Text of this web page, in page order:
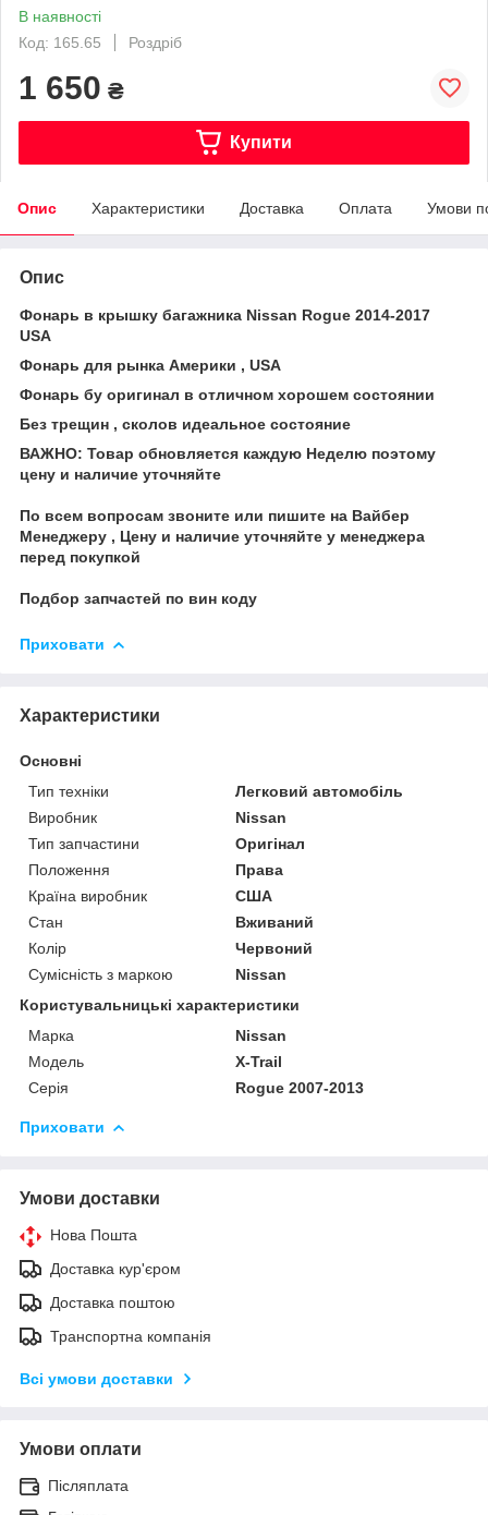
В наявності
Код: 165.65
Роздріб
1 650 ₴
Купити
Опис Характеристики Доставка Оплата Умови
Опис
Фонарь в крышку багажника Nissan Rogue 2014-2017
USA
Фонарь для рынка Америки , USA
Фонарь бу оригинал в отличном хорошем состоянии
Без трещин , сколов идеальное состояние
ВАЖНО: Товар обновляется каждую Неделю поэтому
цену и наличие уточняйте
По всем вопросам звоните или пишите на Вайбер
Менеджеру , Цену и наличие уточняйте у менеджера
перед покупкой
Подбор запчастей по вин коду
Приховати
Характеристики
Основні
Тип техніки
Легковий автомобіль
Виробник
Nissan
Тип запчастини
Оригінал
Положення
Права
Країна виробник
США
Стан
Вживаний
Колір
Червоний
Сумісність з маркою
Nissan
Користувальницькі характеристики
Марка
Nissan
Модель
X-Trail
Серія
Rogue 2007-2013
Приховати
Умови доставки
Нова Пошта
Доставка кур'єром
Доставка поштою
Транспортна компанія
Всі умови доставки
Умови оплати
Післяплата